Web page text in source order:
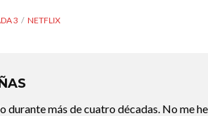
3 NETFLIX
durante más de cuatro décadas. No me